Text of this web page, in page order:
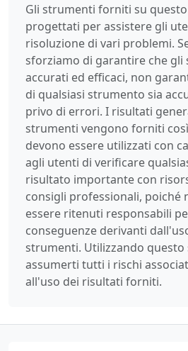
Gli strumenti forniti su
progettati per assistere gli
risoluzione di vari problemi.
sforziamo di garantire che gli
accurati ed efficaci, non
di qualsiasi strumento sia
privo di errori. I risultati
strumenti vengono forniti
devono essere utilizzati con
agli utenti di verificare
risultato importante con
consigli professionali, poiché
essere ritenuti responsabili
conseguenze derivanti
strumenti. Utilizzando questo
assumerti tutti i rischi
all'uso dei risultati forniti.